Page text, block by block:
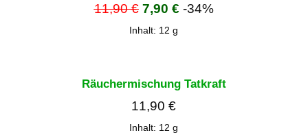
11,90€ 7,90 € -34%
Inhalt: 12g
Räuchermischung Tatkraft
11,90€
Inhalt: 12g